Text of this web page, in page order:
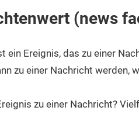
(news
ein Ereignis, das zu einer
zu einer Nachricht werden,
zu einer Nachricht?